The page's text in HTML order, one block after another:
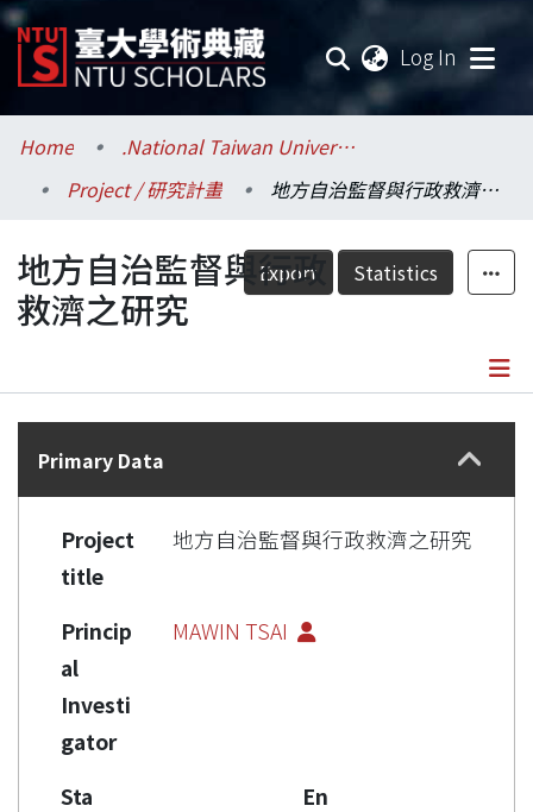
Log In
Communities & Collections
Research Outputs
Fundings & Projects
Researchers
Statistics
Home
.National Taiwan University / 國立臺灣大學
Project / 研究計畫
地方自治監督與行政救濟之研究
Export Statistics
地方自治監督與行政
救濟之研究
Details
Primary Data
Project
title
地方自治監督與行政救濟之研究
Princip
al
Investi
gator
MAWIN TSAI
Sta
En